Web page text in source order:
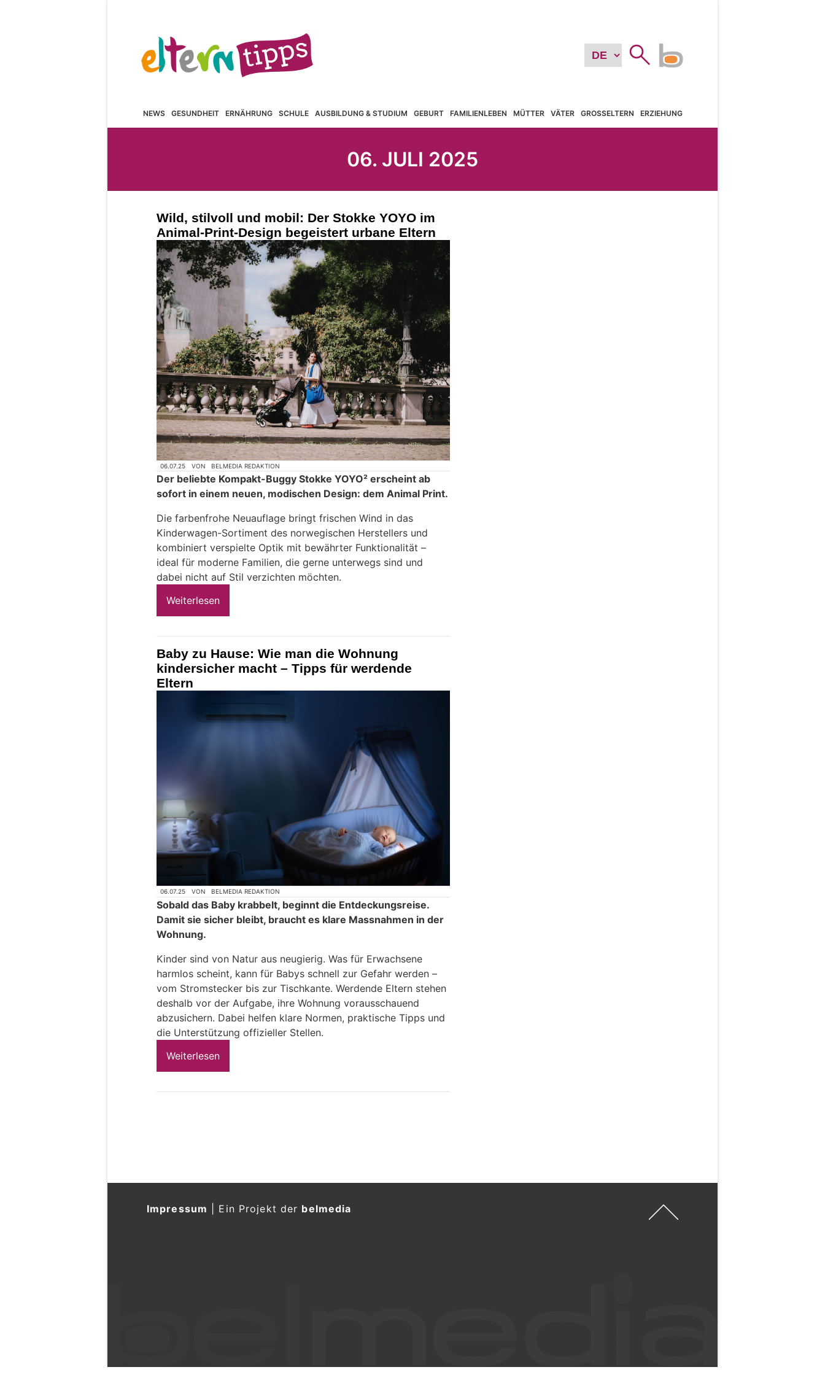
NEWS GESUNDHEIT ERNÄHRUNG SCHULE AUSBILDUNG & STUDIUM GEBURT FAMILIENLEBEN MÜTTER VÄTER GROSSELTERN ERZIEHUNG
06. JULI 2025
Wild, stilvoll und mobil: Der Stokke YOYO im
Animal-Print-Design begeistert urbane Eltern
06.07.25 VON BELMEDIA REDAKTION
Der beliebte Kompakt-Buggy Stokke YOYO² erscheint ab
sofort in einem neuen, modischen Design: dem Animal Print.
Die farbenfrohe Neuauflage bringt frischen Wind in das
Kinderwagen-Sortiment des norwegischen Herstellers und
kombiniert verspielte Optik mit bewährter Funktionalität –
ideal für moderne Familien, die gerne unterwegs sind und
dabei nicht auf Stil verzichten möchten.
Weiterlesen
Baby zu Hause: Wie man die Wohnung
kindersicher macht – Tipps für werdende
Eltern
06.07.25 VON BELMEDIA REDAKTION
Sobald das Baby krabbelt, beginnt die Entdeckungsreise.
Damit sie sicher bleibt, braucht es klare Massnahmen in der
Wohnung.
Kinder sind von Natur aus neugierig. Was für Erwachsene
harmlos scheint, kann für Babys schnell zur Gefahr werden –
vom Stromstecker bis zur Tischkante. Werdende Eltern stehen
deshalb vor der Aufgabe, ihre Wohnung vorausschauend
abzusichern. Dabei helfen klare Normen, praktische Tipps und
die Unterstützung offizieller Stellen.
Weiterlesen
Impressum Ein Projekt der belmedia